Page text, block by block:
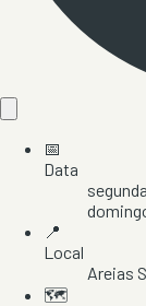
📅
Data
📍
Local
Areias
🗺️